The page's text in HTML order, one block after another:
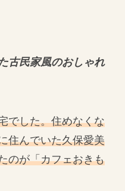
古民家風のおしゃれ
でした。住めなくな
住んでいた久保愛美
のが「カフェおきも